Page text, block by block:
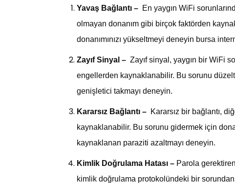
Yavaş Bağlantı – En yaygın WiFi
olmayan donanım gibi birçok faktörden
donanımınızı yükseltmeyi deneyin bursa
Zayıf Sinyal – Zayıf sinyal, yaygın bir WiFi
engellerden kaynaklanabilir. Bu sorunu
genişletici takmayı deneyin.
Kararsız Bağlantı – Kararsız bir bağlantı,
kaynaklanabilir. Bu sorunu gidermek için
kaynaklanan paraziti azaltmayı deneyin.
Kimlik Doğrulama Hatası – Parola
kimlik doğrulama protokolündeki bir